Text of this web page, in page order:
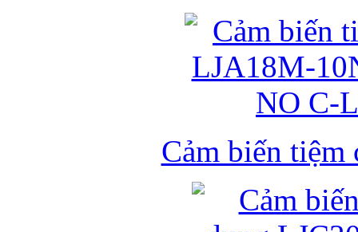
Cảm biến